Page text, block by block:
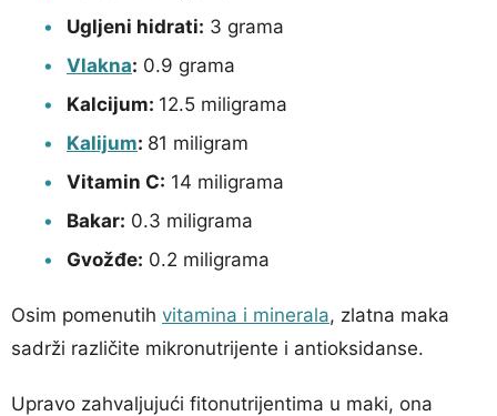
Ugljeni hidrati: 3 grama
Vlakna: 0.9 grama
Kalcijum: 12.5 miligrama
Kalijum: 81 miligram
Vitamin C: 14 miligrama
Bakar: 0.3 miligrama
Gvožđe: 0.2 miligrama
Osim pomenutih vitamina i minerala, zlatna maka
sadrži različite mikronutrijente i antioksidanse.
Upravo zahvaljujući fitonutrijentima u maki, ona